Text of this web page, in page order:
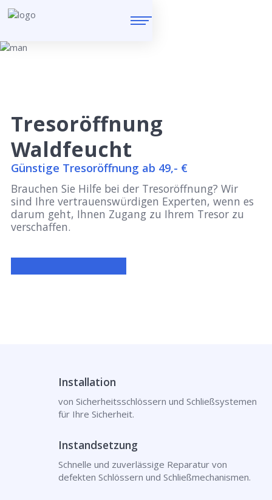
Tresoröffnung
Waldfeucht
Günstige Tresoröffnung ab 49,- €
Brauchen Sie Hilfe bei der Tresoröffnung? Wir
sind Ihre vertrauenswürdigen Experten, wenn es
darum geht, Ihnen Zugang zu Ihrem Tresor zu
verschaffen.
Installation
von Sicherheitsschlössern und Schließsystemen
für Ihre Sicherheit.
Instandsetzung
Schnelle und zuverlässige Reparatur von
defekten Schlössern und Schließmechanismen.